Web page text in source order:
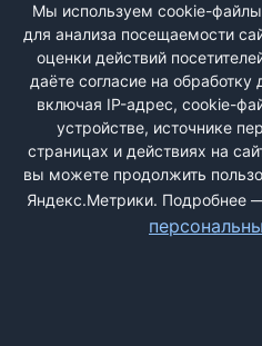
двери, чтобы выпустить
-постоянные написывания
претензии по рабочим
Мы используем cookie-
для анализа посещаемости
оценки действий
даёте согласие на
включая IP-адрес, cookie-
устройстве, источнике
страницах и действиях на
вы можете продолжить
Яндекс.Метрики. Подробнее